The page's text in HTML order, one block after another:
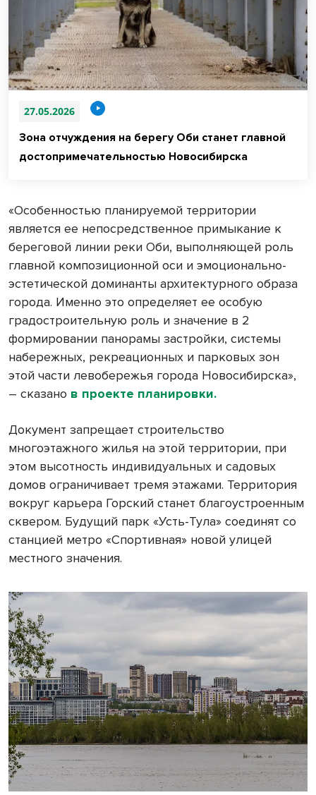
27.05.2026
Зона отчуждения на берегу Оби станет главной
достопримечательностью Новосибирска
«Особенностью планируемой территории
является ее непосредственное примыкание к
береговой линии реки Оби, выполняющей роль
главной композиционной оси и эмоционально-
эстетической доминанты архитектурного образа
города. Именно это определяет ее особую
градостроительную роль и значение в 2
формировании панорамы застройки, системы
набережных, рекреационных и парковых зон
этой части левобережья города Новосибирска»,
– сказано в проекте планировки.
Документ запрещает строительство
многоэтажного жилья на этой территории, при
этом высотность индивидуальных и садовых
домов ограничивает тремя этажами. Территория
вокруг карьера Горский станет благоустроенным
сквером. Будущий парк «Усть-Тула» соединят со
станцией метро «Спортивная» новой улицей
местного значения.